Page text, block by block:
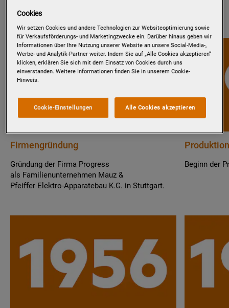
Firmengründung
Gründung der Firma Progress
als Familienunternehmen Mauz &
Pfeiffer Elektro-Apparatebau K.G. in Stuttgart.
Beginn der
Cookies
Wir setzen Cookies und andere Technologien zur Websiteoptimierung sowie
für Verkaufsförderungs- und Marketingzwecke ein. Darüber hinaus geben wir
Informationen über Ihre Nutzung unserer Website an unsere Social-Media-,
Werbe- und Analytik-Partner weiter. Indem Sie auf „Alle Cookies akzeptieren“
klicken, erklären Sie sich mit dem Einsatz von Cookies durch uns
einverstanden. Weitere Informationen finden Sie in unserem Cookie-
Hinweis.
Alle Cookies akzeptieren
Cookie-Einstellungen